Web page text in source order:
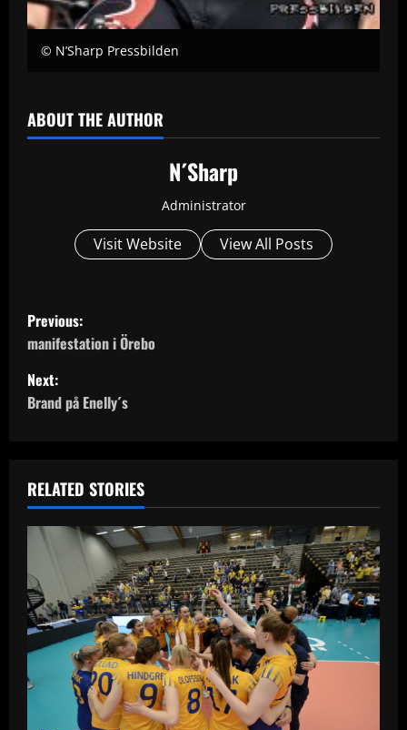
© N’Sharp Pressbilden
ABOUT THE AUTHOR
N´Sharp
Administrator
Visit Website View All Posts
P
o
s
a
v
i
g
a
t
Previous:
manifestation i Örebo
Next:
Brand på Enelly´s
RELATED STORIES